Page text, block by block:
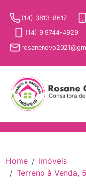
(14) 3813-8617
(14) 9 9744-4929
Home
Imóveis
Terreno à Venda,